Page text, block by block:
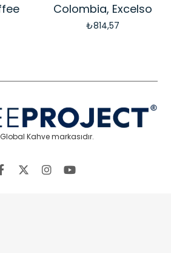
Colombia, Excelso
₺814,57
Global Kahve markasıdır.